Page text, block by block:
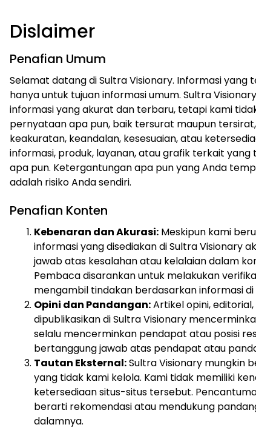
Dislaimer
Penafian Umum
Selamat datang di Sultra Visionary. Informasi yang
hanya untuk tujuan informasi umum. Sultra
informasi yang akurat dan terbaru, tetapi kami
pernyataan apa pun, baik tersurat maupun
keakuratan, keandalan, kesesuaian, atau
informasi, produk, layanan, atau grafik terkait
apa pun. Ketergantungan apa pun yang Anda
adalah risiko Anda sendiri.
Penafian Konten
Kebenaran dan Akurasi: Meskipun kami
informasi yang disediakan di Sultra Visionary
jawab atas kesalahan atau kelalaian dalam
Pembaca disarankan untuk melakukan
mengambil tindakan berdasarkan informasi di
Opini dan Pandangan:Artikel opini,
dipublikasikan di Sultra Visionary
selalu mencerminkan pendapat atau posisi
bertanggung jawab atas pendapat atau
Tautan Eksternal:Sultra Visionary mungkin
yang tidak kami kelola. Kami tidak memiliki
ketersediaan situs-situs tersebut.
berarti rekomendasi atau mendukung
dalamnya.